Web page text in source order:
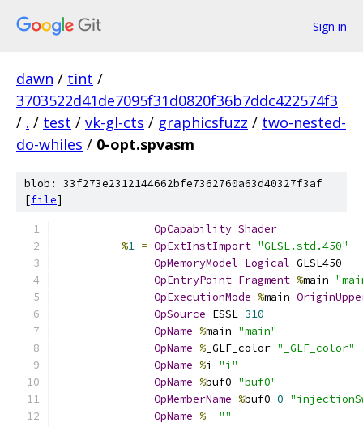
Sign in
dawn / tint /
3703522d41de7095f31d0820f36b7ddc422574f3
/ . / test / vk-gl-cts / graphicsfuzz / two-nested-
do-whiles / 0-opt.spvasm
blob: 33f273e2312144662bfe7362760a63d40327f3af
[file]
OpCapability Shader
%1 = OpExtInstImport "GLSL.std.450"
OpMemoryModel Logical GLSL450
OpEntryPoint Fragment %main
OpExecutionMode %main
OpSource ESSL 310
OpName %main "main"
OpName % _GLF_color "_GLF_color"
OpName %i "i"
OpName %buf0 "buf0"
OpMemberName %buf0 0
OpName %
""